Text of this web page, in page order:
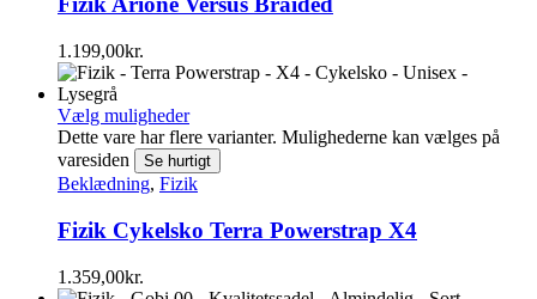
1.199,00kr.
Vælg muligheder
Dette vare har flere varianter. Mulighederne kan vælges på
varesiden
Se hurtigt
Beklædning, Fizik
Fizik Cykelsko Terra Powerstrap X4
1.359,00kr.